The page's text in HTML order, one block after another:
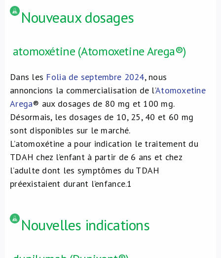
Nouveaux dosages
atomoxétine (Atomoxetine Arega®)
Dans les Folia de septembre 2024, nous
annoncions la commercialisation de l’Atomoxetine
Arega® aux dosages de 80 mg et 100 mg.
Désormais, les dosages de 10, 25, 40 et 60 mg
sont disponibles sur le marché.
L’atomoxétine a pour indication le traitement du
TDAH chez l’enfant à partir de 6 ans et chez
l’adulte dont les symptômes du TDAH
préexistaient durant l’enfance.1
Nouvelles indications